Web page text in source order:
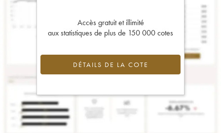
Accès gratuit et illimité
aux statistiques de plus de 150 000 cotes
DÉTAILS DE LA COTE